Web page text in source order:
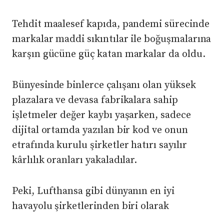
Tehdit maalesef kapıda, pandemi sürecinde
markalar maddi sıkıntılar ile boğuşmalarına
karşın gücüne güç katan markalar da oldu.
Bünyesinde binlerce çalışanı olan yüksek
plazalara ve devasa fabrikalara sahip
işletmeler değer kaybı yaşarken, sadece
dijital ortamda yazılan bir kod ve onun
etrafında kurulu şirketler hatırı sayılır
kârlılık oranları yakaladılar.
Peki, Lufthansa gibi dünyanın en iyi
havayolu şirketlerinden biri olarak